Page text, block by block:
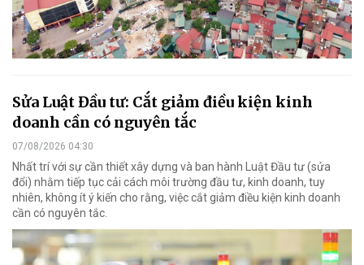
Sửa Luật Đầu tư: Cắt giảm điều kiện kinh
doanh cần có nguyên tắc
07/08/2026 04:30
Nhất trí với sự cần thiết xây dựng và ban hành Luật Đầu tư (sửa
đổi) nhằm tiếp tục cải cách môi trường đầu tư, kinh doanh, tuy
nhiên, không ít ý kiến cho rằng, việc cắt giảm điều kiện kinh doanh
cần có nguyên tắc.